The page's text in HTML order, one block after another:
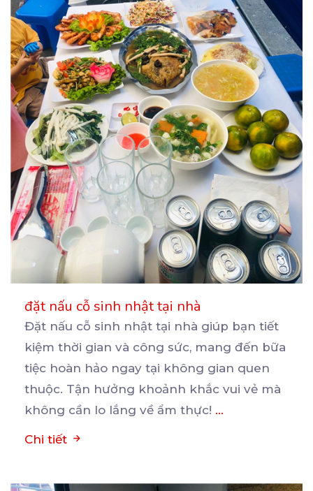
đặt nấu cỗ sinh nhật tại nhà
Đặt nấu cỗ sinh nhật tại nhà giúp bạn tiết
kiệm thời gian và công sức, mang đến bữa
tiệc hoàn hảo ngay tại không gian quen
thuộc. Tận hưởng khoảnh khắc vui vẻ mà
không cần lo lắng về ẩm thực! ...
Chi tiết